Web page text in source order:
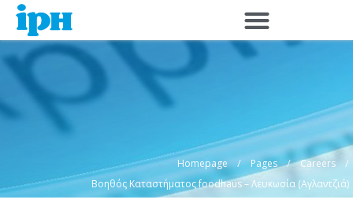
Skip
content
Homepage / Pages / Careers /
Βοηθός Καταστήματος foodhaus – Λευκωσία (Αγλαντζιά)